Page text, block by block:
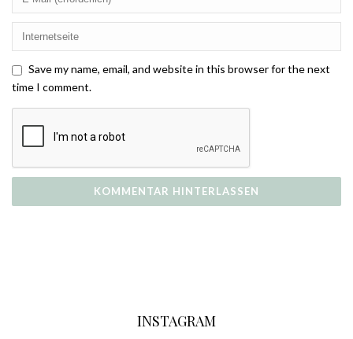
Save my name, email, and website in this browser for the next
time I comment.
INSTAGRAM